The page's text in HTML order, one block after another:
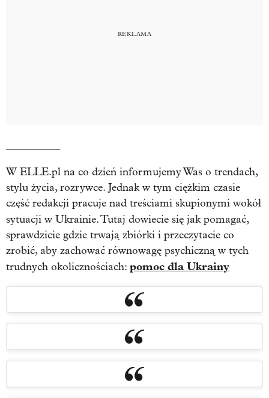
W ELLE.pl na co dzień informujemy Was o trendach,
stylu życia, rozrywce. Jednak w tym ciężkim czasie
część redakcji pracuje nad treściami skupionymi wokół
sytuacji w Ukrainie. Tutaj dowiecie się jak pomagać,
sprawdzicie gdzie trwają zbiórki i przeczytacie co
zrobić, aby zachować równowagę psychiczną w tych
trudnych okolicznościach: pomoc dla Ukrainy